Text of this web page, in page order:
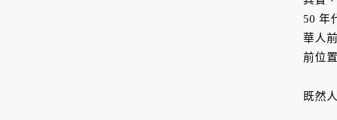
50 年
華人
前位
既然